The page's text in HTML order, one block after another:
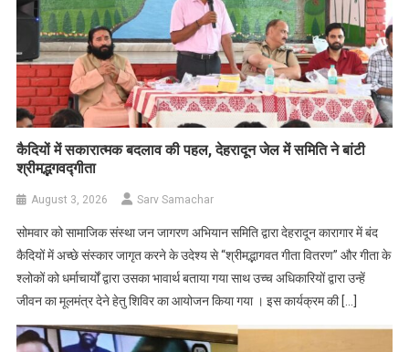
कैदियों में सकारात्मक बदलाव की पहल, देहरादून जेल में समिति ने बांटी
श्रीमद्भगवद्गीता
August 3, 2026 Sarv Samachar
सोमवार को सामाजिक संस्था जन जागरण अभियान समिति द्वारा देहरादून कारागार में बंद
कैदियों में अच्छे संस्कार जागृत करने के उदेश्य से “श्रीमद्भागवत गीता वितरण” और गीता के
श्लोकों को धर्माचार्यों द्वारा उसका भावार्थ बताया गया साथ उच्च अधिकारियों द्वारा उन्हें
जीवन का मूलमंत्र देने हेतु शिविर का आयोजन किया गया । इस कार्यक्रम की […]